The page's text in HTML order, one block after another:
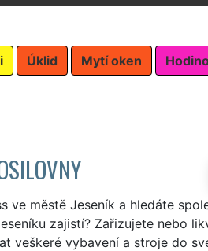
Úklid Mytí oken
ve městě Jeseník a hledáte
zajistí? Zařizujete nebo
veškeré vybavení a stroje do